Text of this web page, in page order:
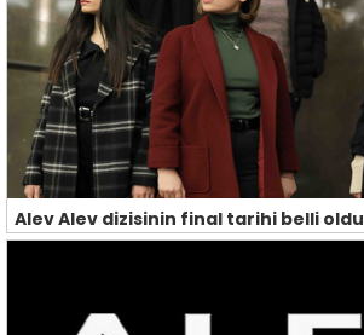
Alev Alev dizisinin final tarihi belli oldu